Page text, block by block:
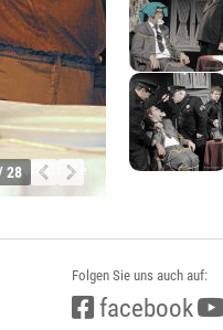
28
Folgen Sie uns auch auf:
facebook